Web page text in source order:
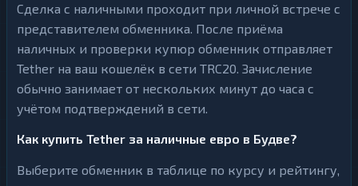
Сделка с наличными проходит при личной встрече с
представителем обменника. После приёма
наличных и проверки купюр обменник отправляет
Tether на ваш кошелёк в сети TRC20. Зачисление
обычно занимает от нескольких минут до часа с
учётом подтверждений в сети.
Как купить Tether за наличные евро в Будве?
Выберите обменник в таблице по курсу и рейтингу,